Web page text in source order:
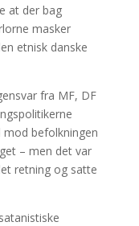
at der bag
masker
etnisk danske
fra MF, DF
befolkningen
– men det var
retning og satte